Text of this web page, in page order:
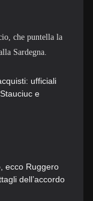
che puntella la
Sardegna.
ufficiali
e
ecco Ruggero
dell’accordo